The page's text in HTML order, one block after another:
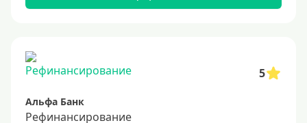
1000000 руб
1200000 руб
1300000 руб
5
Альфа Банк
Рефинансирование